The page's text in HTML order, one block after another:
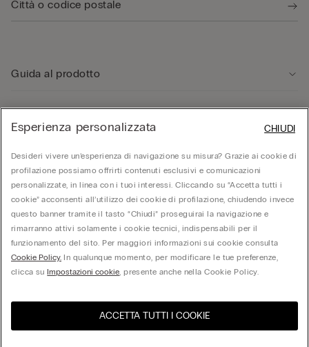
Guida al prodotto
Area Legale
Corporate
© Calzedonia S.p.A | P.iva 02253210237 | Sede Legale: Malcesine (VR), Via Portici
Umberto Primo n. 5/3 | Cod. Fisc. e n.iscr. al Reg. Imprese di Verona: 01037050422 |
REA: VR – 205310 | Capitale sociale: Euro 212.000.000,00 | Società soggetta a
direzione e coordinamento di Oniverse Holding S.p.A.
Esperienza personalizzata
Desideri vivere un’esperienza di navigazione su misura? Grazie ai cookie di
profilazione possiamo offrirti contenuti esclusivi e comunicazioni
personalizzate, in linea con i tuoi interessi. Cliccando su “Accetta tutti i
cookie” acconsenti all’utilizzo dei cookie di profilazione, chiudendo invece
questo banner tramite il tasto “Chiudi” proseguirai la navigazione e
rimarranno attivi solamente i cookie tecnici, indispensabili per il
funzionamento del sito. Per maggiori informazioni sui cookie consulta
Cookie Policy. In qualunque momento, per modificare le tue preferenze,
clicca suImpostazioni cookie, presente anche nella Cookie Policy.
ACCETTA TUTTI I COOKIE
CHIUDI